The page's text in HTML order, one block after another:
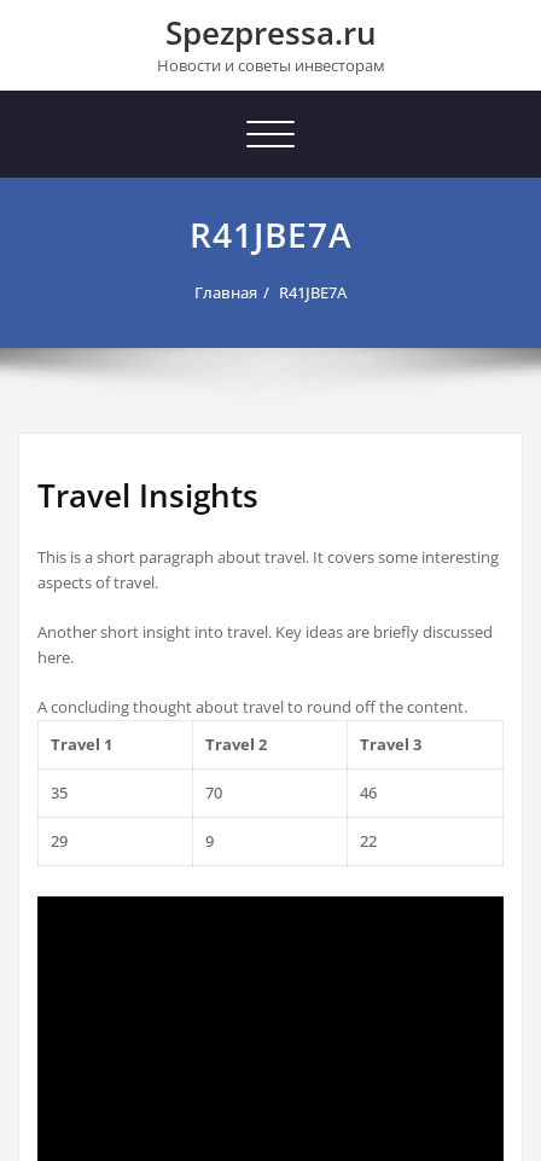
Spezpressa.ru
Новости и советы инвесторам
Toggle
R41JBE7A
Главная R41JBE7A
Travel Insights
This is a short paragraph about travel. It covers some interesting
aspects of travel.
Another short insight into travel. Key ideas are briefly discussed
here.
A concluding thought about travel to round off the content.
Travel 1
Travel 2 Travel 3
35 70 46
29 9 22